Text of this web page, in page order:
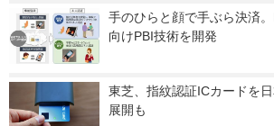
手のひらと顔で手ぶら決済
向けPBI技術を開発
東芝、指紋認証ICカードを
展開も